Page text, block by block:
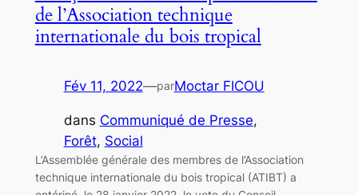
de l’Association technique
internationale du bois tropical
Fév 11, 2022—parMoctar FICOU
dans Communiqué de Presse
Forêt, Social
L’Assemblée générale des membres de l’Association
technique internationale du bois tropical (ATIBT) a